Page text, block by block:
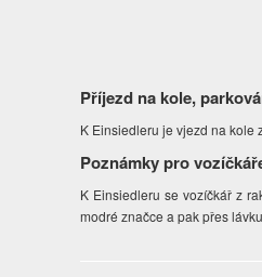
Příjezd na kole,
K Einsiedleru je vjezd na kole
Poznámky pro
K Einsiedleru se vozíčkář z
modré značce a pak přes